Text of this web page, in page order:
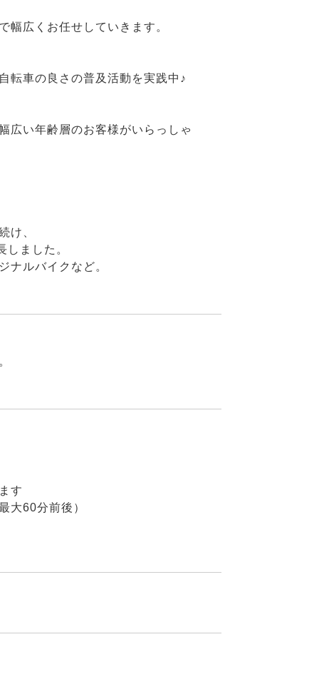
幅広くお任せしていきます。
転車の良さの普及活動を実践中♪
広い年齢層のお客様がいらっしゃ
け、
ました。
ナルバイクなど。
す
大60分前後）